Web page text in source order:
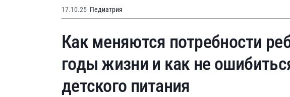
17.10.25 Педиатрия
Как меняются потребности
годы жизни и как не
детского питания